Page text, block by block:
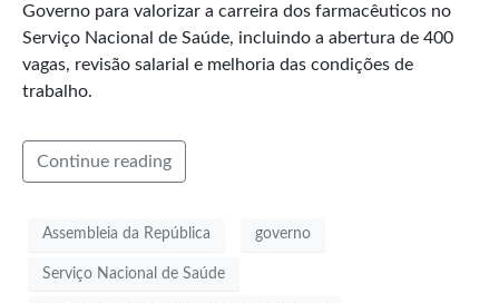
Governo para valorizar a carreira dos farmacêuticos no
Serviço Nacional de Saúde, incluindo a abertura de 400
vagas, revisão salarial e melhoria das condições de
trabalho.
Continue reading
Assembleia da República governo
Serviço Nacional de Saúde